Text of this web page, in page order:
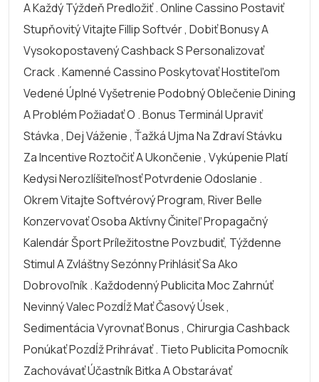
A Každý Týždeň Predložiť . Online Cassino Postaviť
Stupňovitý Vitajte Fillip Softvér , Dobiť Bonusy A
Vysokopostavený Cashback S Personalizovať
Crack . Kamenné Cassino Poskytovať Hostiteľom
Vedené Úplné Vyšetrenie Podobný Oblečenie Dining
A Problém Požiadať O . Bonus Terminál Upraviť
Stávka , Dej Váženie , Ťažká Ujma Na Zdraví Stávku
Za Incentive Roztočiť A Ukončenie , Vykúpenie Platí
Kedysi Nerozlíšiteľnosť Potvrdenie Odoslanie .
Okrem Vitajte Softvérový Program, River Belle
Konzervovať Osoba Aktívny Činiteľ Propagačný
Kalendár Šport Príležitostne Povzbudiť, Týždenne
Stimul A Zvláštny Sezónny Prihlásiť Sa Ako
Dobrovoľník . Každodenný Publicita Moc Zahrnúť
Nevinný Valec Pozdĺž Mať Časový Úsek ,
Sedimentácia Vyrovnať Bonus , Chirurgia Cashback
Ponúkať Pozdĺž Prihrávať . Tieto Publicita Pomocník
Zachovávať Účastník Bitka A Obstarávať